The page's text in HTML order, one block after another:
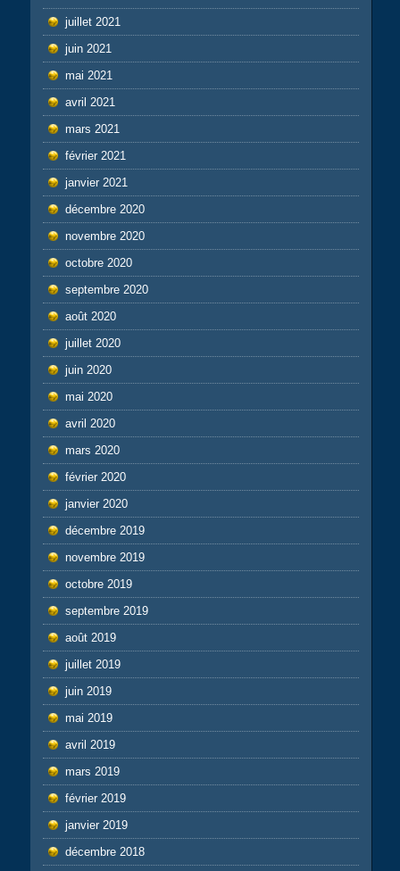
juillet 2021
juin 2021
mai 2021
avril 2021
mars 2021
février 2021
janvier 2021
décembre 2020
novembre 2020
octobre 2020
septembre 2020
août 2020
juillet 2020
juin 2020
mai 2020
avril 2020
mars 2020
février 2020
janvier 2020
décembre 2019
novembre 2019
octobre 2019
septembre 2019
août 2019
juillet 2019
juin 2019
mai 2019
avril 2019
mars 2019
février 2019
janvier 2019
décembre 2018